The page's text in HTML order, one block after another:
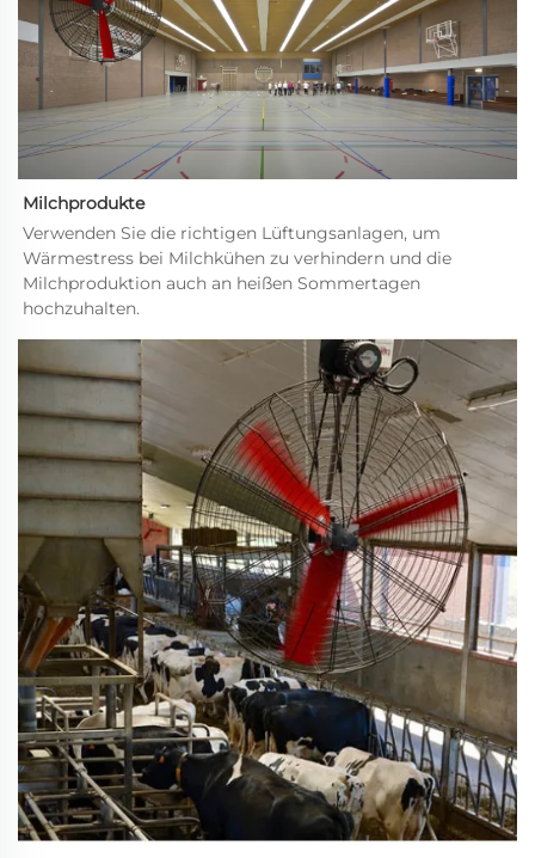
Milchprodukte
Verwenden Sie die richtigen Lüftungsanlagen, um
Wärmestress bei Milchkühen zu verhindern und die
Milchproduktion auch an heißen Sommertagen
hochzuhalten.